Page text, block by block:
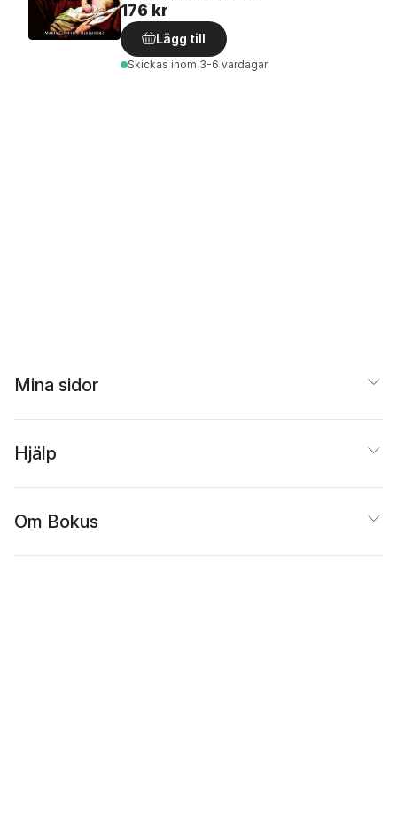
176 kr
Lägg till
Skickas inom 3-6 vardagar
Mina sidor
Hjälp
Om Bokus